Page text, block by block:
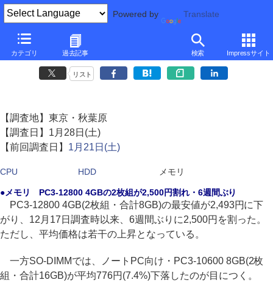
Powered by Translate
カテゴリ 過去記事 検索 Impressサイト
CPU、HDD、メモリ相場情報（秋葉原 '12/1 第4週)(メモリ)
7,200rpmのHitachi製4TB HDD発売、AMD A6-3670Kが9千円割れ
リスト
【調査地】東京・秋葉原
【調査日】1月28日(土)
【前回調査日】 1月21日(土)
CPU HDD メモリ
●メモリ PC3-12800 4GBの2枚組が2,500円割れ・6週間ぶり
PC3-12800 4GB(2枚組・合計8GB)の最安値が2,493円に下
がり、12月17日調査時以来、6週間ぶりに2,500円を割った。
ただし、平均価格は若干の上昇となっている。
一方SO-DIMMでは、ノートPC向け・PC3-10600 8GB(2枚
組・合計16GB)が平均776円(7.4%)下落したのが目につく。